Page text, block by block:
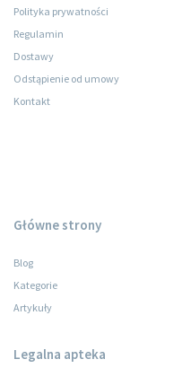
Polityka prywatności
Regulamin
Dostawy
Odstąpienie od umowy
Kontakt
Główne strony
Blog
Kategorie
Artykuły
Legalna apteka